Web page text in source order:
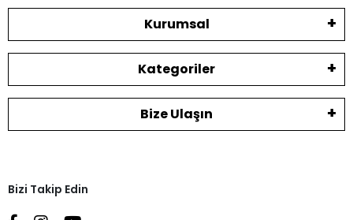
Kurumsal
Kategoriler
Bize Ulaşın
Bizi Takip Edin